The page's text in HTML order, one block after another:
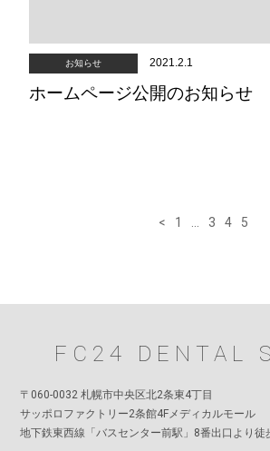
小児歯科
お知らせ 2021.2.1
ホームページ公開のお知らせ
< 1 3 4 5
FC24 DENTAL
〒060-0032 札幌市中央区北2条東4丁目
サッポロファクトリー2条館4Fメディカルモール
地下鉄東西線「バスセンター前駅」8番出口より徒